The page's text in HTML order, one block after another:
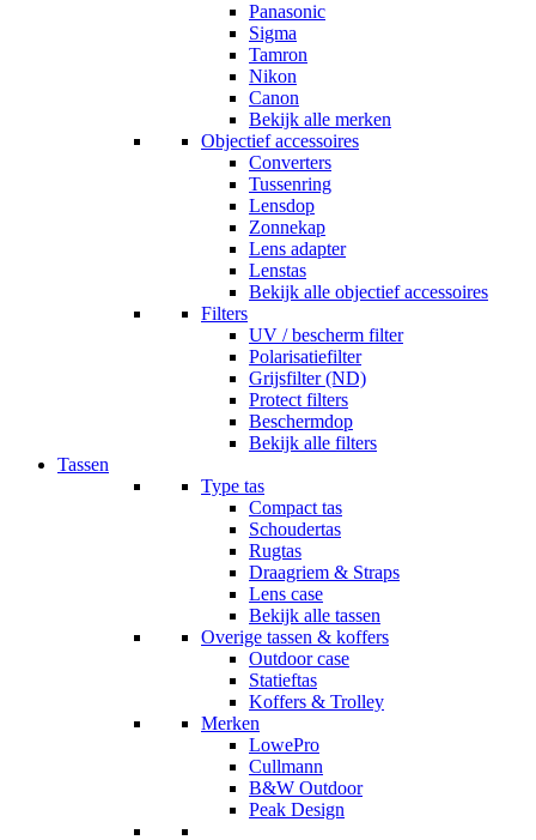
Panasonic
Sigma
Tamron
Nikon
Canon
Bekijk alle merken
Objectief accessoires
Converters
Tussenring
Lensdop
Zonnekap
Lens adapter
Lenstas
Bekijk alle objectief accessoires
Filters
UV / bescherm filter
Polarisatiefilter
Grijsfilter (ND)
Protect filters
Beschermdop
Bekijk alle filters
Tassen
Type tas
Compact tas
Schoudertas
Rugtas
Draagriem & Straps
Lens case
Bekijk alle tassen
Overige tassen & koffers
Outdoor case
Statieftas
Koffers & Trolley
Merken
LowePro
Cullmann
B&W Outdoor
Peak Design